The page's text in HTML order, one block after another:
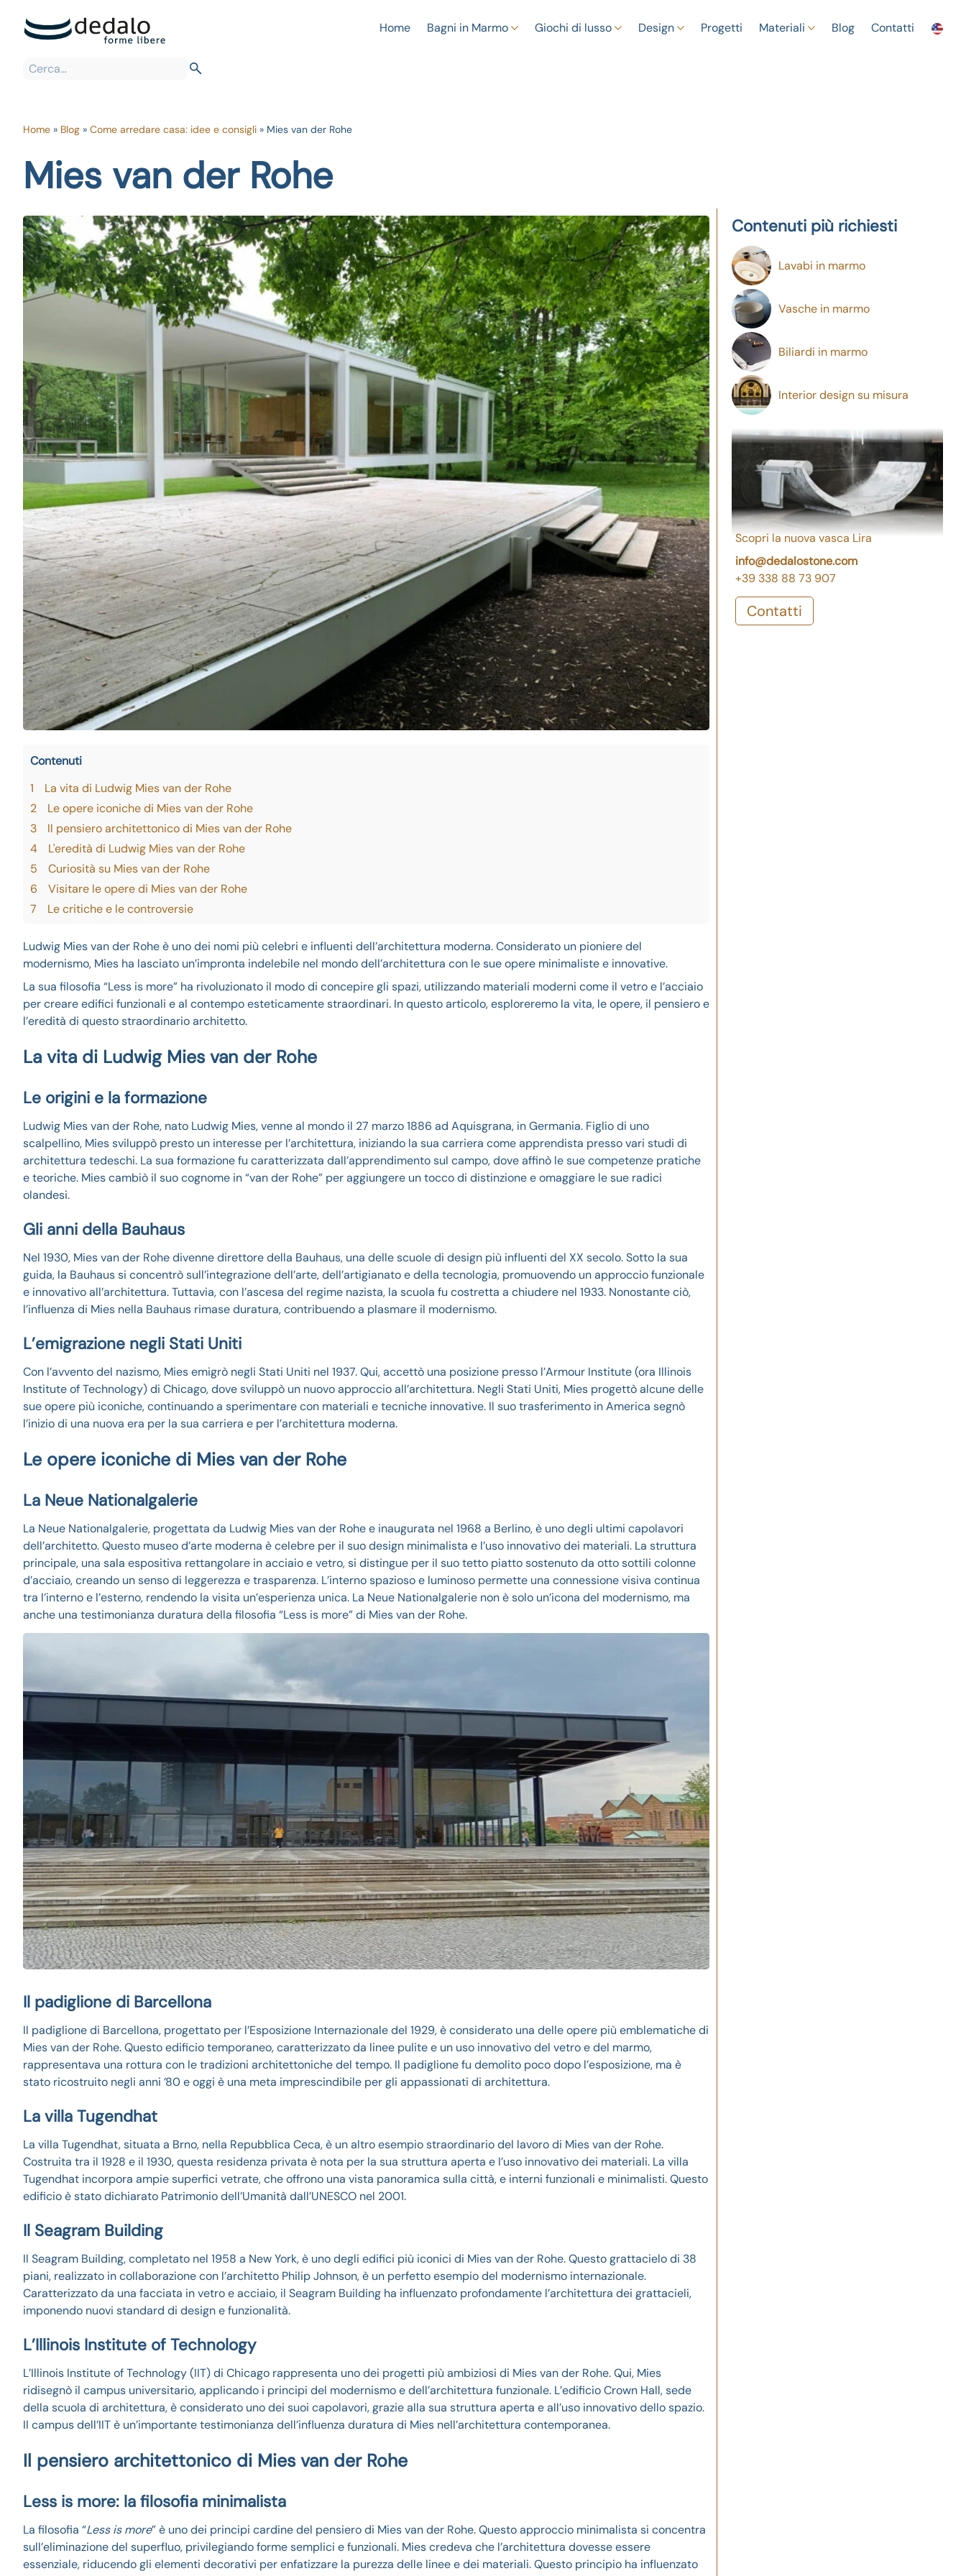
Home Bagni in Marmo Giochi di lusso Design Progetti Materiali Blog Contatti
Home » Blog » Come arredare casa: idee e consigli » Mies van der Rohe
Mies van der Rohe
Contenuti
1
La vita di Ludwig Mies van der Rohe
2
Le opere iconiche di Mies van der Rohe
3
Il pensiero architettonico di Mies van der Rohe
4
L'eredità di Ludwig Mies van der Rohe
5
Curiosità su Mies van der Rohe
6
Visitare le opere di Mies van der Rohe
7
Le critiche e le controversie
Ludwig Mies van der Rohe è uno dei nomi più celebri e influenti dell’architettura moderna. Considerato un pioniere del
modernismo, Mies ha lasciato un’impronta indelebile nel mondo dell’architettura con le sue opere minimaliste e innovative.
La sua filosofia “Less is more” ha rivoluzionato il modo di concepire gli spazi, utilizzando materiali moderni come il vetro e l’acciaio
per creare edifici funzionali e al contempo esteticamente straordinari. In questo articolo, esploreremo la vita, le opere, il pensiero e
l’eredità di questo straordinario architetto.
La vita di Ludwig Mies van der Rohe
Le origini e la formazione
Ludwig Mies van der Rohe, nato Ludwig Mies, venne al mondo il 27 marzo 1886 ad Aquisgrana, in Germania. Figlio di uno
scalpellino, Mies sviluppò presto un interesse per l’architettura, iniziando la sua carriera come apprendista presso vari studi di
architettura tedeschi. La sua formazione fu caratterizzata dall’apprendimento sul campo, dove affinò le sue competenze pratiche
e teoriche. Mies cambiò il suo cognome in “van der Rohe” per aggiungere un tocco di distinzione e omaggiare le sue radici
olandesi.
Gli anni della Bauhaus
Nel 1930, Mies van der Rohe divenne direttore della Bauhaus, una delle scuole di design più influenti del XX secolo. Sotto la sua
guida, la Bauhaus si concentrò sull’integrazione dell’arte, dell’artigianato e della tecnologia, promuovendo un approccio funzionale
e innovativo all’architettura. Tuttavia, con l’ascesa del regime nazista, la scuola fu costretta a chiudere nel 1933. Nonostante ciò,
l’influenza di Mies nella Bauhaus rimase duratura, contribuendo a plasmare il modernismo.
L’emigrazione negli Stati Uniti
Con l’avvento del nazismo, Mies emigrò negli Stati Uniti nel 1937. Qui, accettò una posizione presso l’Armour Institute (ora Illinois
Institute of Technology) di Chicago, dove sviluppò un nuovo approccio all’architettura. Negli Stati Uniti, Mies progettò alcune delle
sue opere più iconiche, continuando a sperimentare con materiali e tecniche innovative. Il suo trasferimento in America segnò
l’inizio di una nuova era per la sua carriera e per l’architettura moderna.
Le opere iconiche di Mies van der Rohe
La Neue Nationalgalerie
La Neue Nationalgalerie, progettata da Ludwig Mies van der Rohe e inaugurata nel 1968 a Berlino, è uno degli ultimi capolavori
dell’architetto. Questo museo d’arte moderna è celebre per il suo design minimalista e l’uso innovativo dei materiali. La struttura
principale, una sala espositiva rettangolare in acciaio e vetro, si distingue per il suo tetto piatto sostenuto da otto sottili colonne
d’acciaio, creando un senso di leggerezza e trasparenza. L’interno spazioso e luminoso permette una connessione visiva continua
tra l’interno e l’esterno, rendendo la visita un’esperienza unica. La Neue Nationalgalerie non è solo un’icona del modernismo, ma
anche una testimonianza duratura della filosofia “Less is more” di Mies van der Rohe.
Il padiglione di Barcellona
Il padiglione di Barcellona, progettato per l’Esposizione Internazionale del 1929, è considerato una delle opere più emblematiche di
Mies van der Rohe. Questo edificio temporaneo, caratterizzato da linee pulite e un uso innovativo del vetro e del marmo,
rappresentava una rottura con le tradizioni architettoniche del tempo. Il padiglione fu demolito poco dopo l’esposizione, ma è
stato ricostruito negli anni ’80 e oggi è una meta imprescindibile per gli appassionati di architettura.
La villa Tugendhat
La villa Tugendhat, situata a Brno, nella Repubblica Ceca, è un altro esempio straordinario del lavoro di Mies van der Rohe.
Costruita tra il 1928 e il 1930, questa residenza privata è nota per la sua struttura aperta e l’uso innovativo dei materiali. La villa
Tugendhat incorpora ampie superfici vetrate, che offrono una vista panoramica sulla città, e interni funzionali e minimalisti. Questo
edificio è stato dichiarato Patrimonio dell’Umanità dall’UNESCO nel 2001.
Il Seagram Building
Il Seagram Building, completato nel 1958 a New York, è uno degli edifici più iconici di Mies van der Rohe. Questo grattacielo di 38
piani, realizzato in collaborazione con l’architetto Philip Johnson, è un perfetto esempio del modernismo internazionale.
Caratterizzato da una facciata in vetro e acciaio, il Seagram Building ha influenzato profondamente l’architettura dei grattacieli,
imponendo nuovi standard di design e funzionalità.
L’Illinois Institute of Technology
L’Illinois Institute of Technology (IIT) di Chicago rappresenta uno dei progetti più ambiziosi di Mies van der Rohe. Qui, Mies
ridisegnò il campus universitario, applicando i principi del modernismo e dell’architettura funzionale. L’edificio Crown Hall, sede
della scuola di architettura, è considerato uno dei suoi capolavori, grazie alla sua struttura aperta e all’uso innovativo dello spazio.
Il campus dell’IIT è un’importante testimonianza dell’influenza duratura di Mies nell’architettura contemporanea.
Il pensiero architettonico di Mies van der Rohe
Less is more: la filosofia minimalista
La filosofia “Less is more” è uno dei principi cardine del pensiero di Mies van der Rohe. Questo approccio minimalista si concentra
sull’eliminazione del superfluo, privilegiando forme semplici e funzionali. Mies credeva che l’architettura dovesse essere
essenziale, riducendo gli elementi decorativi per enfatizzare la purezza delle linee e dei materiali. Questo principio ha influenzato
Contenuti più richiesti
Lavabi in marmo
Vasche in marmo
Biliardi in marmo
Interior design su misura
Scopri la nuova vasca Lira
info@dedalostone.com
+39 338 88 73 907
Contatti